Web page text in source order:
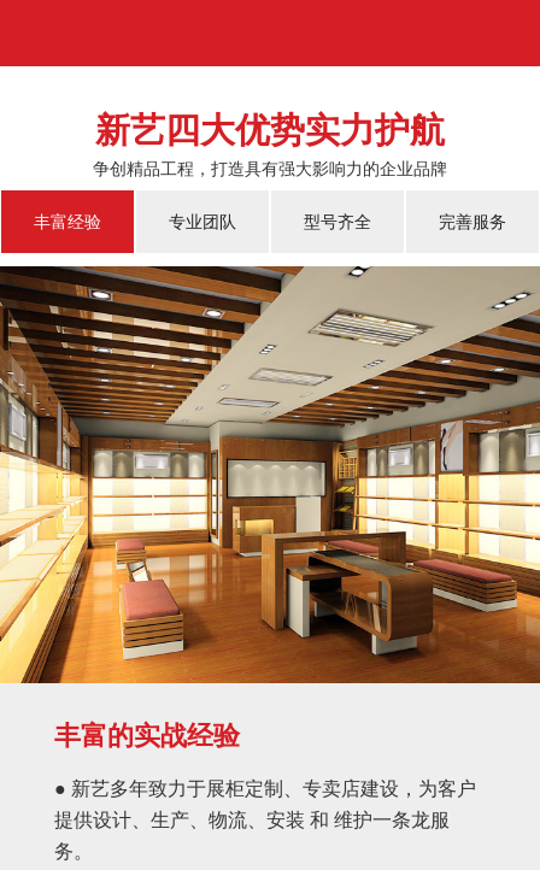
新艺四大优势实力护航
争创精品工程，打造具有强大影响力的企业品牌
丰富经验 专业团队 型号齐全 完善服务
丰富的实战经验
● 新艺多年致力于展柜定制、专卖店建设，为客户
提供设计、生产、物流、安装 和 维护一条龙服
务。